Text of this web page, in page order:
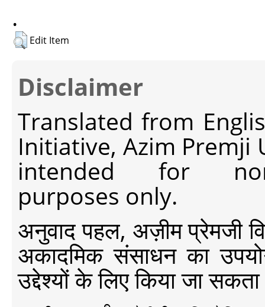
.
Edit Item
Disclaimer
Translated from
Initiative, Azim Premji
intended for non-
purposes only.
अनुवाद पहल, अज़ीम प्रेमजी
अकादमिक संसाधन का
उद्देश्यों के लिए किया जा